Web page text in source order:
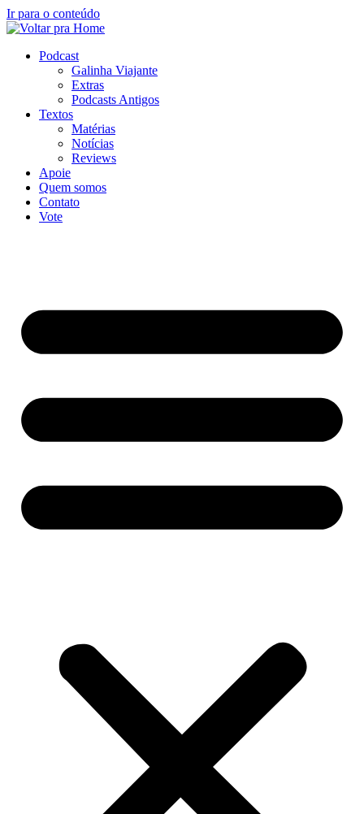
Ir para o conteúdo
Podcast
Galinha Viajante
Extras
Podcasts Antigos
Textos
Matérias
Notícias
Reviews
Apoie
Quem somos
Contato
Vote